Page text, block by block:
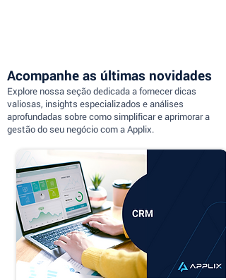
Acompanhe as últimas novidades
Explore nossa seção dedicada a fornecer dicas
valiosas, insights especializados e análises
aprofundadas sobre como simplificar e aprimorar a
gestão do seu negócio com a Applix.